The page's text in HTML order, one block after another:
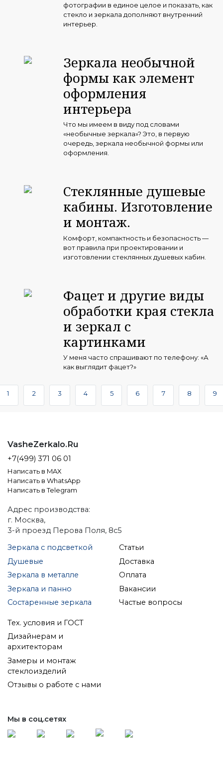
фотографии в единое целое и показать, как
стекло и зеркала дополняют внутренний
интерьер.
Зеркала необычной
формы как элемент
оформления
интерьера
Что мы имеем в виду под словами
«необычные зеркала»? Это, в первую
очередь, зеркала необычной формы или
оформления.
Стеклянные душевые
кабины. Изготовление
и монтаж.
Комфорт, компактность и безопасность —
вот правила при проектировании и
изготовлении стеклянных душевых кабин.
Фацет и другие виды
обработки края стекла
и зеркал с
картинками
У меня часто спрашивают по телефону: «А
как выглядит фацет?»
1 2 3 4 5 6 7 8 9
VasheZerkalo.Ru
+7(499) 371 06 01
Написать в MAX
Написать в WhatsApp
Написать в Telegram
Адрес производства:
г. Москва,
3-й проезд Перова Поля, 8с5
Зеркала с подсветкой
Душевые
Зеркала в металле
Зеркала и панно
Состаренные зеркала
Статьи
Доставка
Оплата
Вакансии
Частые вопросы
Тех. условия и ГОСТ
Дизайнерам и
архитекторам
Замеры и монтаж
стеклоизделий
Отзывы о работе с нами
Мы в соц.сетях